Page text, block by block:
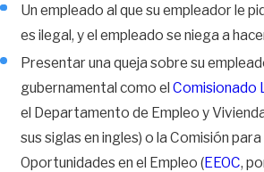
Un empleado al que su empleador le
es ilegal, y el empleado se niega a
Presentar una queja sobre su
gubernamental como elComisionado
el Departamento de Empleo y
sus siglas en ingles) o la Comisión
Oportunidades en el Empleo (EEOC,